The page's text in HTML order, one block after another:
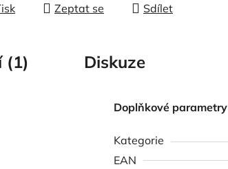
Zeptat se Sdílet
(1) Diskuze
Doplňkové parametry
Kategorie
EAN